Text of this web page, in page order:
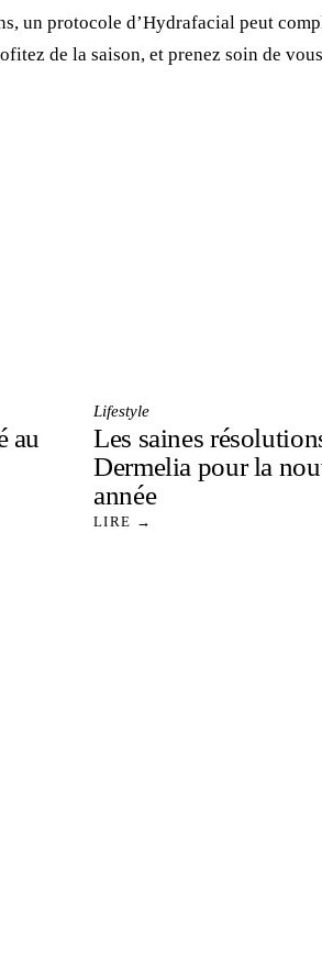
un protocole d’Hydrafacial peut
de la saison, et prenez soin de
au
Lifestyle
Les saines
Dermelia pour la
année
LIRE →